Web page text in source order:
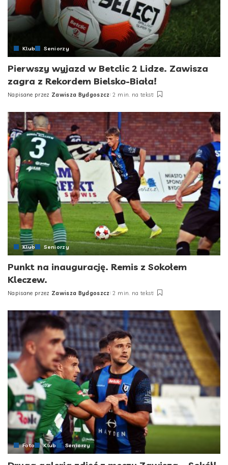
Klub Seniorzy
Pierwszy wyjazd w Betclic 2 Lidze. Zawisza
zagra z Rekordem Bielsko-Biała!
Posted
Napisane przez Zawisza Bydgoszcz 2 min. na tekst
Klub Seniorzy
Punkt na inaugurację. Remis z Sokołem
Kleczew.
Posted
Napisane przez Zawisza Bydgoszcz 2 min. na tekst
Foto Klub Seniorzy